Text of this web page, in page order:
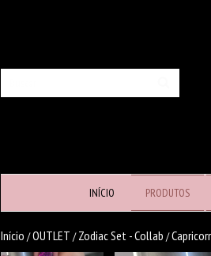
INÍCIO PRODUTOS
Início /OUTLET / Zodiac Set - Collab /